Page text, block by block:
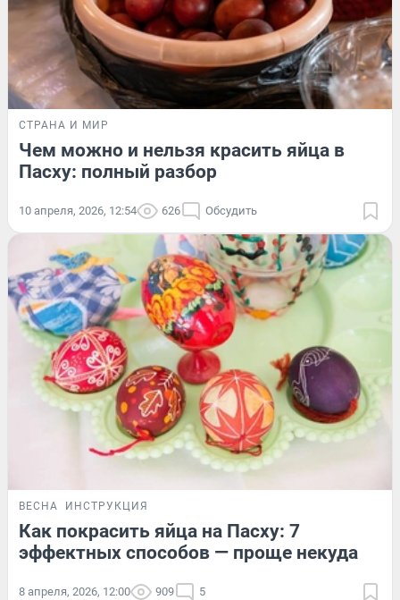
СТРАНА И МИР
Чем можно и нельзя красить яйца в
Пасху: полный разбор
10 апреля, 2026, 12:54 626 Обсудить
ВЕСНА ИНСТРУКЦИЯ
Как покрасить яйца на Пасху: 7
эффектных способов — проще некуда
8 апреля, 2026, 12:00 909 5